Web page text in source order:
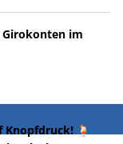
Girokonten im
Knopfdruck! 🍹